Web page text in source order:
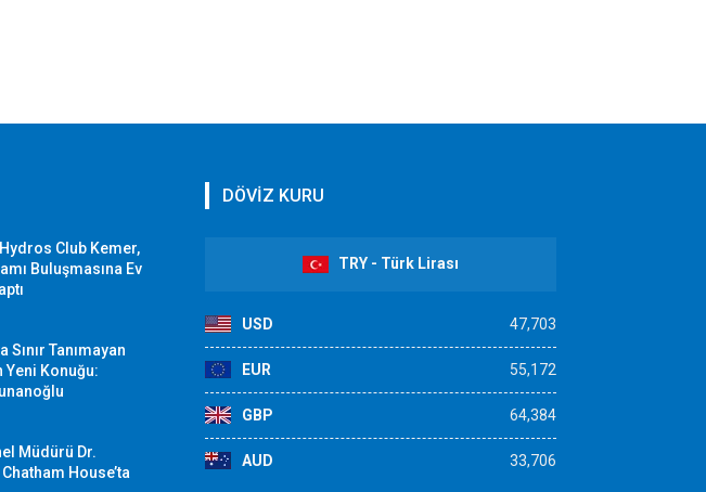
Club Kemer,
Buluşmasına Ev
Sınır Tanımayan
Yeni Konuğu:
Müdürü Dr.
House’ta
DÖVİZ KURU
TRY - Türk Lirası
USD 47,703
EUR 55,172
GBP 64,384
AUD 33,706